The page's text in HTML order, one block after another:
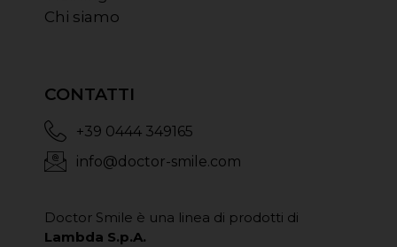
Chi siamo
CONTATTI
+39 0444 349165
info@doctor-smile.com
Doctor Smile è una linea di prodotti di
Lambda S.p.A.